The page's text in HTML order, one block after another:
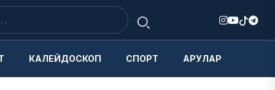
КАЛЕЙДОСКОП СПОРТ АРУЛАР